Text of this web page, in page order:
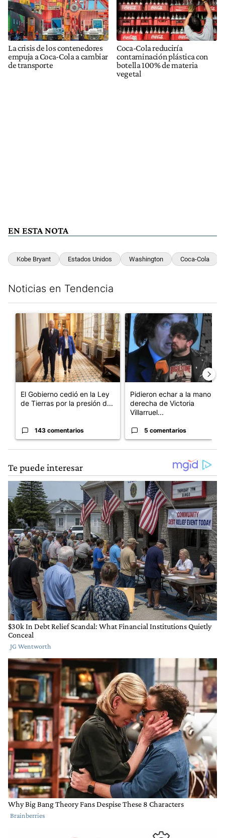
La crisis de los contenedores
empuja a Coca-Cola a cambiar
de transporte
Coca-Cola reduciría
contaminación plástica con
botella 100% de materia
vegetal
EN ESTA NOTA
Kobe Bryant Estados Unidos Washington Coca-Cola
Noticias en Tendencia
Un artículo de tendencia con el título "El Gobierno cedió en
El Gobierno cedió en la Ley
de Tierras por la presión d...
143 comentarios
Un artículo de tendencia con
Pidieron echar a la mano
derecha de Victoria
Villarruel...
5 comentarios